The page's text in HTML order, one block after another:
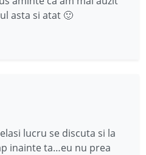
asta si atat 🙂
lucru se discuta si la
inainte ta…eu nu prea